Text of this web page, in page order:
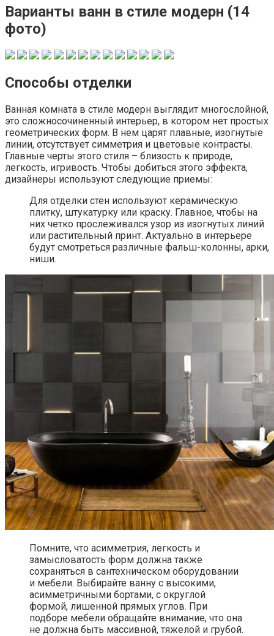
Варианты ванн в стиле модерн (14
фото)
Способы отделки
Ванная комната в стиле модерн выглядит многослойной,
это сложносочиненный интерьер, в котором нет простых
геометрических форм. В нем царят плавные, изогнутые
линии, отсутствует симметрия и цветовые контрасты.
Главные черты этого стиля – близость к природе,
легкость, игривость. Чтобы добиться этого эффекта,
дизайнеры используют следующие приемы:
Для отделки стен используют керамическую
плитку, штукатурку или краску. Главное, чтобы на
них четко прослеживался узор из изогнутых линий
или растительный принт. Актуально в интерьере
будут смотреться различные фальш-колонны, арки,
ниши.
Помните, что асимметрия, легкость и
замысловатость форм должна также
сохраняться в сантехническом оборудовании
и мебели. Выбирайте ванну с высокими,
асимметричными бортами, с округлой
формой, лишенной прямых углов. При
подборе мебели обращайте внимание, что она
не должна быть массивной, тяжелой и грубой.